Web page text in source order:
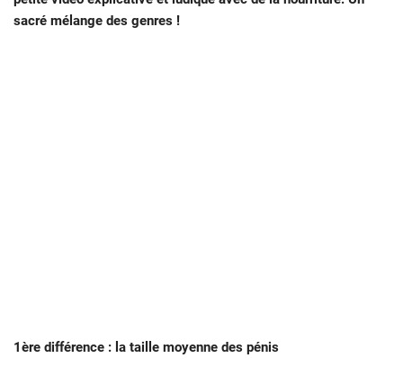
sacré mélange des genres !
1ère différence : la taille moyenne des pénis